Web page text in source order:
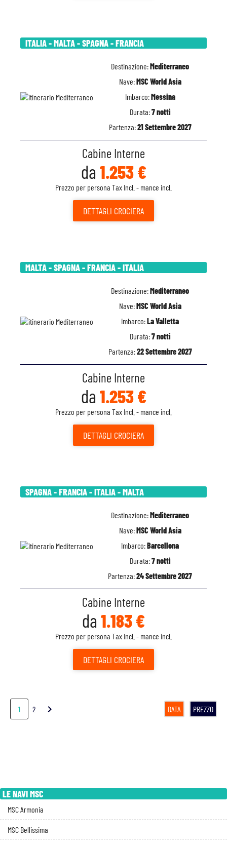
ITALIA - MALTA - SPAGNA - FRANCIA
Destinazione:Mediterraneo
Nave:MSC World Asia
Imbarco:Messina
Durata:7 notti
Partenza:21 Settembre 2027
Cabine Interne
da 1.253 €
Prezzo per persona Tax Incl. - mance incl.
DETTAGLI CROCIERA
MALTA - SPAGNA - FRANCIA - ITALIA
Destinazione:Mediterraneo
Nave:MSC World Asia
Imbarco:La Valletta
Durata:7 notti
Partenza:22 Settembre 2027
Cabine Interne
da 1.253 €
Prezzo per persona Tax Incl. - mance incl.
DETTAGLI CROCIERA
SPAGNA - FRANCIA - ITALIA - MALTA
Destinazione:Mediterraneo
Nave:MSC World Asia
Imbarco:Barcellona
Durata:7 notti
Partenza:24 Settembre 2027
Cabine Interne
da 1.183 €
Prezzo per persona Tax Incl. - mance incl.
DETTAGLI CROCIERA
1 2 chevron_right DATA PREZZO
LE NAVI MSC
MSC Armonia
MSC Bellissima